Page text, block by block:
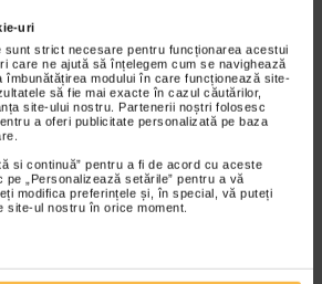
uri
sunt strict necesare pentru funcționarea acestui
care ne ajută să înțelegem cum se navighează
îmbunătățirea modului în care funcționează site-
să fie mai exacte în cazul căutărilor,
site-ului nostru. Partenerii noștri folosesc
a oferi publicitate personalizată pe baza
si continuă” pentru a fi de acord cu aceste
„Personalizează setările” pentru a vă
modifica preferințele și, în special, vă puteți
site-ul nostru în orice moment.